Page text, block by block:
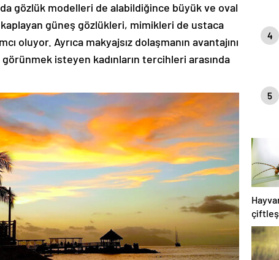
gözlük modelleri de alabildiğince büyük ve oval
güneş gözlükleri, mimikleri de ustaca
oluyor. Ayrıca makyajsız dolaşmanın avantajını
isteyen kadınların tercihleri arasında
4
5